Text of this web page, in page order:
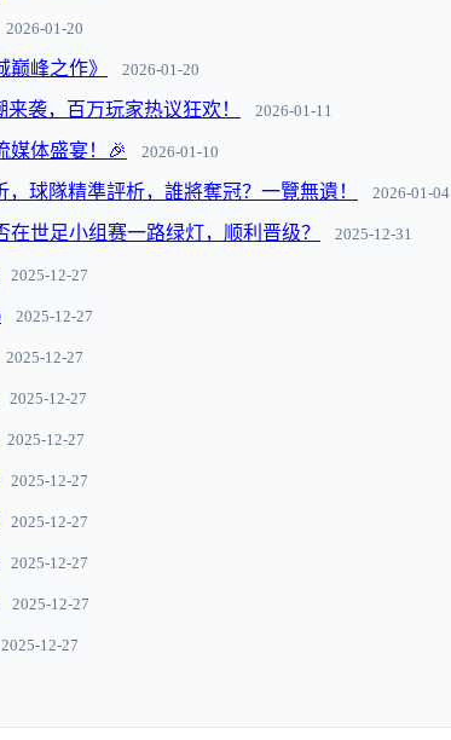
2026-01-20
巅峰之作》 2026-01-20
袭，百万玩家热议狂欢！ 2026-01-11
媒体盛宴！🎉 2026-01-10
球隊精準評析，誰將奪冠？一覽無遺！ 2026-01-04
在世足小组赛一路绿灯，顺利晋级？ 2025-12-31
2025-12-27
2025-12-27
2025-12-27
2025-12-27
2025-12-27
2025-12-27
2025-12-27
2025-12-27
2025-12-27
2025-12-27